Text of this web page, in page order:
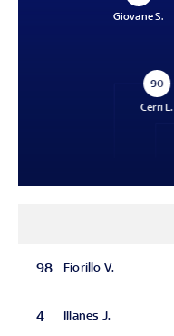
Giovane S.
90
Cerri L.
98 Fiorillo V.
4 Illanes J.